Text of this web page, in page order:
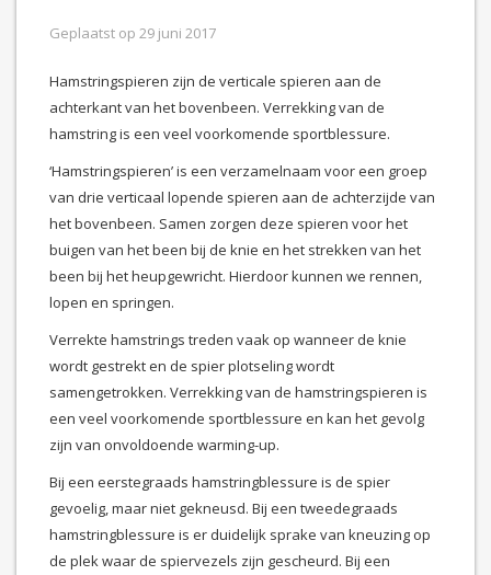
Geplaatst op 29 juni 2017
Hamstringspieren zijn de verticale spieren aan de
achterkant van het bovenbeen. Verrekking van de
hamstring is een veel voorkomende sportblessure.
‘Hamstringspieren’ is een verzamelnaam voor een groep
van drie verticaal lopende spieren aan de achterzijde van
het bovenbeen. Samen zorgen deze spieren voor het
buigen van het been bij de knie en het strekken van het
been bij het heupgewricht. Hierdoor kunnen we rennen,
lopen en springen.
Verrekte hamstrings treden vaak op wanneer de knie
wordt gestrekt en de spier plotseling wordt
samengetrokken. Verrekking van de hamstringspieren is
een veel voorkomende sportblessure en kan het gevolg
zijn van onvoldoende warming-up.
Bij een eerstegraads hamstringblessure is de spier
gevoelig, maar niet gekneusd. Bij een tweedegraads
hamstringblessure is er duidelijk sprake van kneuzing op
de plek waar de spiervezels zijn gescheurd. Bij een